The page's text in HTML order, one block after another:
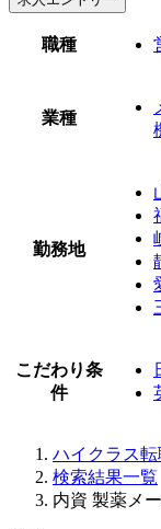
職種
業種
勤務地
こだわり条
件
ハイクラス転
検索結果一覧
内資 製薬メ